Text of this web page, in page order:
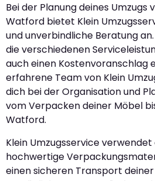
Bei der Planung deines Umzugs
Watford bietet Klein
und unverbindliche Beratung
die verschiedenen
auch einen Kostenvoranschlag
erfahrene Team von Klein
dich bei der Organisation und
vom Verpacken deiner Möbel
Watford.
Klein Umzugsservice
hochwertige
einen sicheren Transport